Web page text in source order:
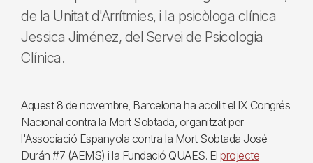
de la Unitat d'Arrítmies, i la psicòloga clínica
Jessica Jiménez, del Servei de Psicologia
Clínica.
Aquest 8 de novembre, Barcelona ha acollit el IX Congrés
Nacional contra la Mort Sobtada, organitzat per
l'Associació Espanyola contra la Mort Sobtada José
Durán #7 (AEMS) i la Fundació QUAES. El projecte